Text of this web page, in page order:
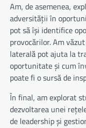
Am, de asemenea,
adversității în
pot să își identifice
provocărilor. Am
laterală pot ajuta la
oportunitate și cum
poate fi o sursă de
În final, am explorat
dezvoltarea unei
de leadership și